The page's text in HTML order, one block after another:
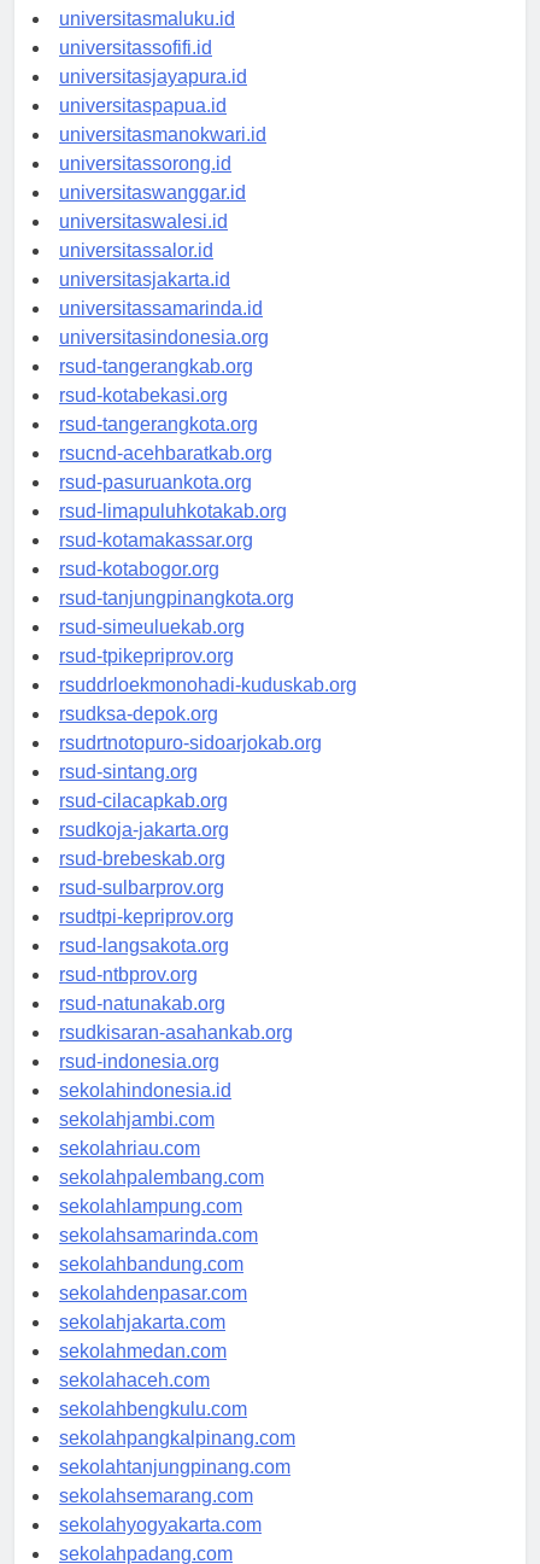
universitasambon.id
universitasmaluku.id
universitassofifi.id
universitasjayapura.id
universitaspapua.id
universitasmanokwari.id
universitassorong.id
universitaswanggar.id
universitaswalesi.id
universitassalor.id
universitasjakarta.id
universitassamarinda.id
universitasindonesia.org
rsud-tangerangkab.org
rsud-kotabekasi.org
rsud-tangerangkota.org
rsucnd-acehbaratkab.org
rsud-pasuruankota.org
rsud-limapuluhkotakab.org
rsud-kotamakassar.org
rsud-kotabogor.org
rsud-tanjungpinangkota.org
rsud-simeuluekab.org
rsud-tpikepriprov.org
rsuddrloekmonohadi-kuduskab.org
rsudksa-depok.org
rsudrtnotopuro-sidoarjokab.org
rsud-sintang.org
rsud-cilacapkab.org
rsudkoja-jakarta.org
rsud-brebeskab.org
rsud-sulbarprov.org
rsudtpi-kepriprov.org
rsud-langsakota.org
rsud-ntbprov.org
rsud-natunakab.org
rsudkisaran-asahankab.org
rsud-indonesia.org
sekolahindonesia.id
sekolahjambi.com
sekolahriau.com
sekolahpalembang.com
sekolahlampung.com
sekolahsamarinda.com
sekolahbandung.com
sekolahdenpasar.com
sekolahjakarta.com
sekolahmedan.com
sekolahaceh.com
sekolahbengkulu.com
sekolahpangkalpinang.com
sekolahtanjungpinang.com
sekolahsemarang.com
sekolahyogyakarta.com